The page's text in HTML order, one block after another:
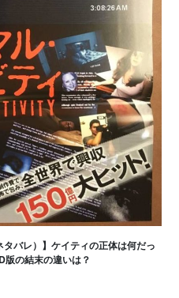
タバレ）】ケイティの正体は何だっ
版の結末の違いは？